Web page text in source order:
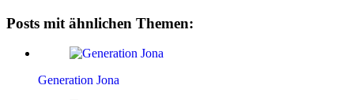
Posts mit ähnlichen Themen:
Generation Jona